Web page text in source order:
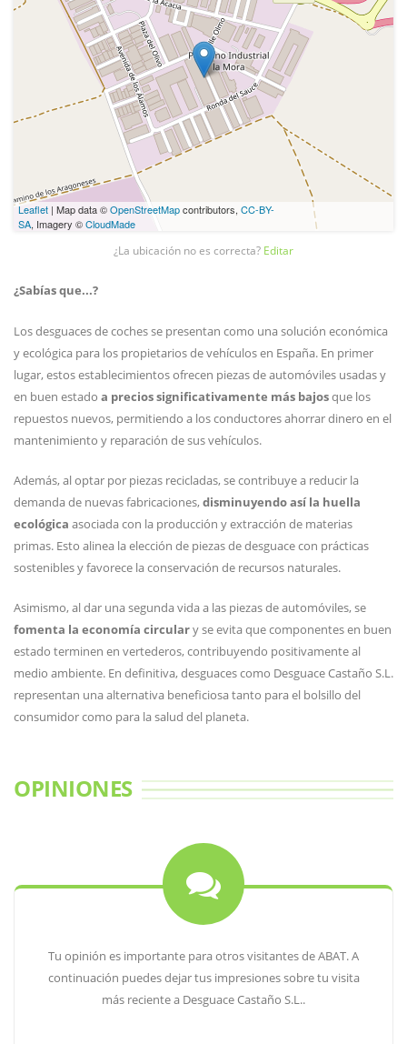
Leaflet | Map data ©OpenStreetMapcontributors, CC-BY-
SA, Imagery ©CloudMade
¿La ubicación no es correcta? Editar
¿Sabías que...?
Los desguaces de coches se presentan como una solución económica
y ecológica para los propietarios de vehículos en España. En primer
lugar, estos establecimientos ofrecen piezas de automóviles usadas y
en buen estado a precios significativamente más bajosque los
repuestos nuevos, permitiendo a los conductores ahorrar dinero en el
mantenimiento y reparación de sus vehículos.
Además, al optar por piezas recicladas, se contribuye a reducir la
demanda de nuevas fabricaciones,disminuyendo así la huella
ecológica asociada con la producción y extracción de materias
primas. Esto alinea la elección de piezas de desguace con prácticas
sostenibles y favorece la conservación de recursos naturales.
Asimismo, al dar una segunda vida a las piezas de automóviles, se
fomenta la economía circulary se evita que componentes en buen
estado terminen en vertederos, contribuyendo positivamente al
medio ambiente. En definitiva, desguaces como Desguace Castaño S.L.
representan una alternativa beneficiosa tanto para el bolsillo del
consumidor como para la salud del planeta.
OPINIONES
Tu opinión es importante para otros visitantes de ABAT. A
continuación puedes dejar tus impresiones sobre tu visita
más reciente a Desguace Castaño S.L..